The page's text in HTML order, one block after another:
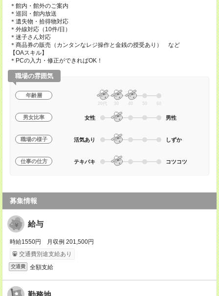
＊館内・館外のご案内
＊巡回・館内放送
＊遺失物・拾得物対応
＊外線対応（10件/日）
＊迷子さん対応
＊商品券の販売（カンタンなレジ操作と金銭の授受あり） など
【OAスキル】
＊PCの入力・修正ができればOK！
職場の雰囲気
年齢層
20代 30 40 50 60
男女比率 女性 男性
職場の様子 活気あり しずか
仕事の仕方 テキパキ コツコツ
募集情報
給与
時給1550円 月収例 201,500円
交通費別途支給あり
交通費 全額支給